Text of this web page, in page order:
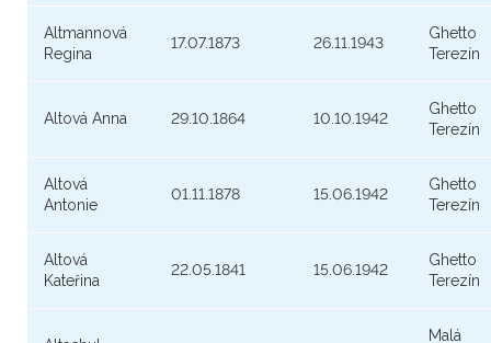
Altmannová
Regina
17.07.1873 26.11.1943
Ghetto
Terezín
Altová Anna 29.10.1864 10.10.1942
Ghetto
Terezín
Altová
Antonie
01.11.1878 15.06.1942
Ghetto
Terezín
Altová
Kateřina
22.05.1841 15.06.1942
Ghetto
Terezín
Malá